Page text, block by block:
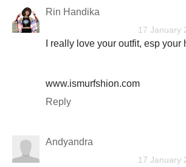
Rin Handika
17 January
I really love your outfit, esp
www.ismurfshion.com
Reply
Andyandra
17 January